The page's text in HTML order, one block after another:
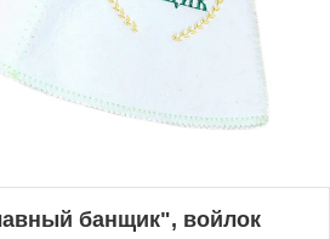
банщик", войлок